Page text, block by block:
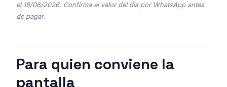
el 18/06/2026. Confirma el valor del dia por WhatsApp antes
de pagar.
Para quien conviene la
pantalla